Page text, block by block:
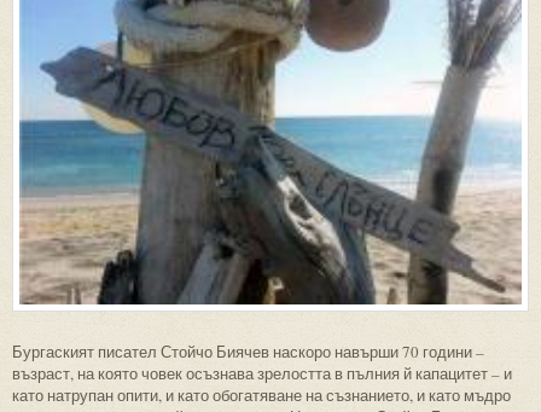
Бургаският писател Стойчо Биячев наскоро навърши 70 години –
възраст, на която човек осъзнава зрелостта в пълния й капацитет – и
като натрупан опити, и като обогатяване на съзнанието, и като мъдро